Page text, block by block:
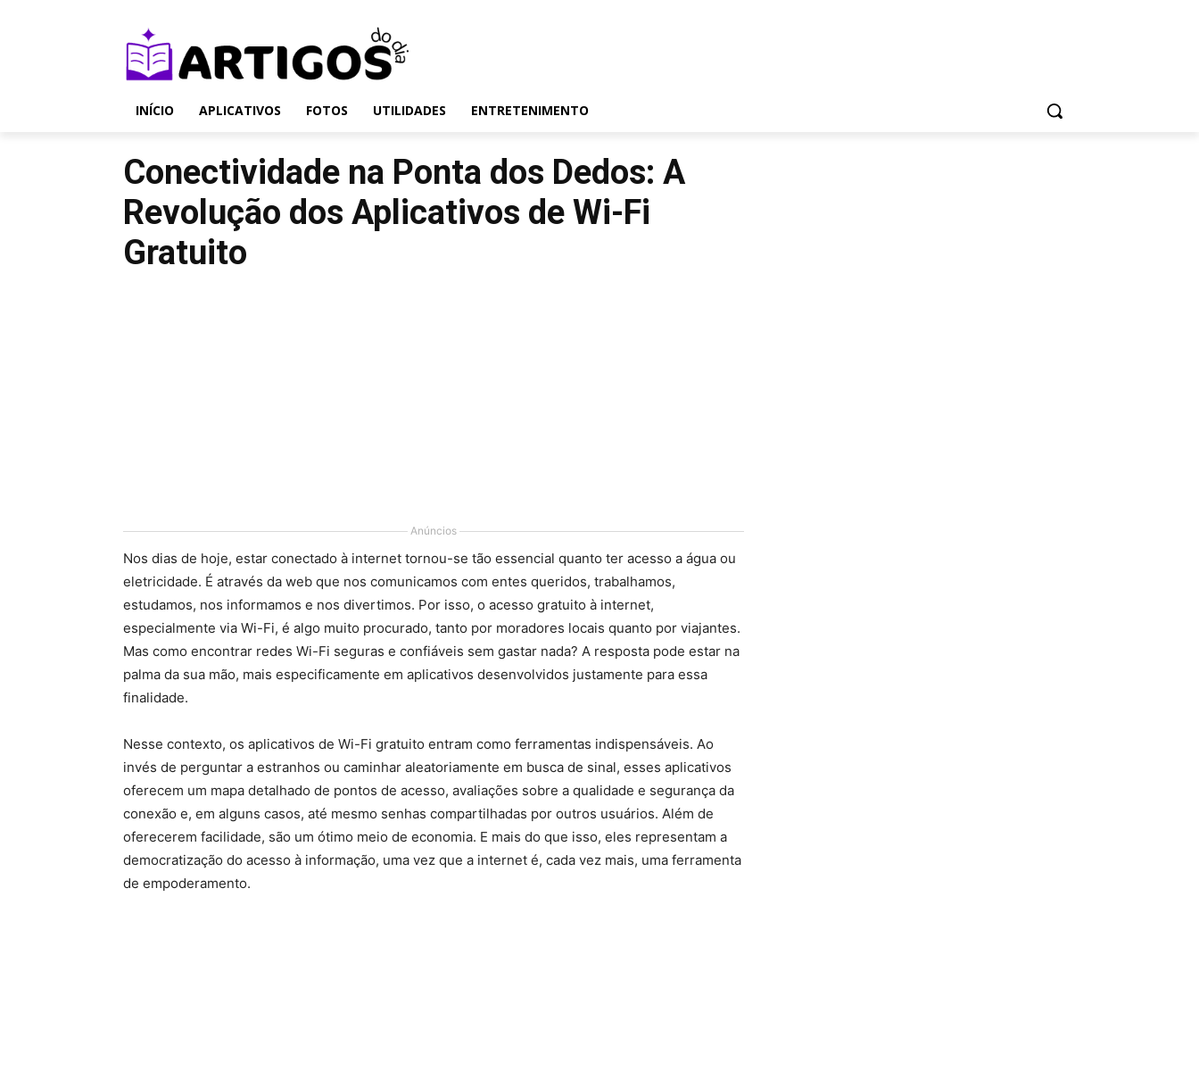
INÍCIO APLICATIVOS FOTOS UTILIDADES ENTRETENIMENTO
Conectividade na Ponta dos Dedos: A
Revolução dos Aplicativos de Wi-Fi
Gratuito
Anúncios
Nos dias de hoje, estar conectado à internet tornou-se tão essencial quanto ter acesso a água ou
eletricidade. É através da web que nos comunicamos com entes queridos, trabalhamos,
estudamos, nos informamos e nos divertimos. Por isso, o acesso gratuito à internet,
especialmente via Wi-Fi, é algo muito procurado, tanto por moradores locais quanto por viajantes.
Mas como encontrar redes Wi-Fi seguras e confiáveis sem gastar nada? A resposta pode estar na
palma da sua mão, mais especificamente em aplicativos desenvolvidos justamente para essa
finalidade.
Nesse contexto, os aplicativos de Wi-Fi gratuito entram como ferramentas indispensáveis. Ao
invés de perguntar a estranhos ou caminhar aleatoriamente em busca de sinal, esses aplicativos
oferecem um mapa detalhado de pontos de acesso, avaliações sobre a qualidade e segurança da
conexão e, em alguns casos, até mesmo senhas compartilhadas por outros usuários. Além de
oferecerem facilidade, são um ótimo meio de economia. E mais do que isso, eles representam a
democratização do acesso à informação, uma vez que a internet é, cada vez mais, uma ferramenta
de empoderamento.